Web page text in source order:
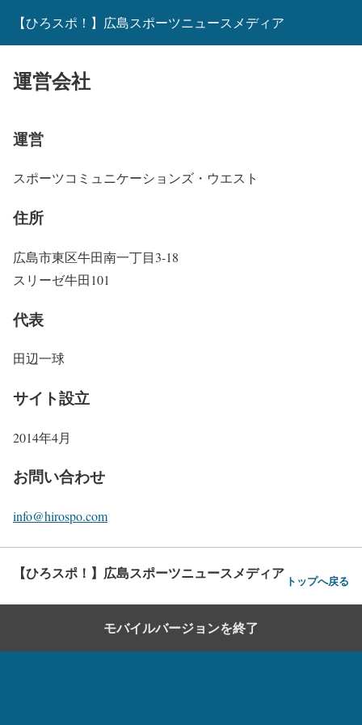
【ひろスポ！】広島スポーツニュースメディア
運営会社
運営
スポーツコミュニケーションズ・ウエスト
住所
広島市東区牛田南一丁目3-18
スリーゼ牛田101
代表
田辺一球
サイト設立
2014年4月
お問い合わせ
info@hirospo.com
【ひろスポ！】広島スポーツニュースメディア トップへ戻る
モバイルバージョンを終了